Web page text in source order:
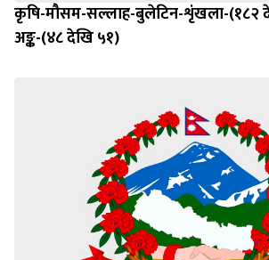
कृषि-मौसम-सल्लाह-बुलेटिन-शृंखला-(१८२
अङ्क-(४८ देखि ५१)